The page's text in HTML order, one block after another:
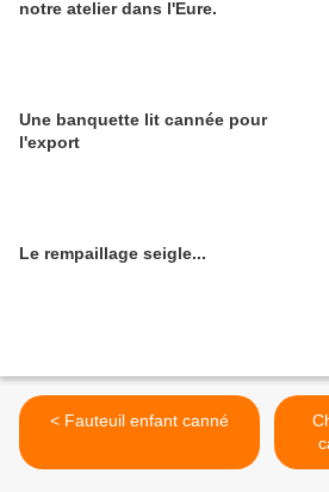
notre atelier dans l'Eure.
Une banquette lit cannée pour
l'export
Le rempaillage seigle...
< Fauteuil enfant canné